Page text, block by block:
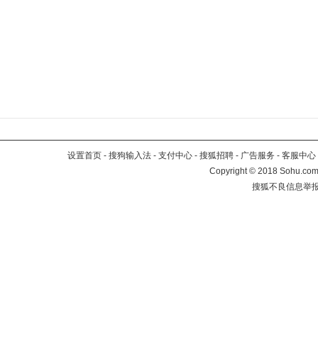
设置首页 - 搜狗输入法 - 支付中心 - 搜狐招聘 - 广告服务 - 客服中心
Copyright©2018
搜狐不良信息举